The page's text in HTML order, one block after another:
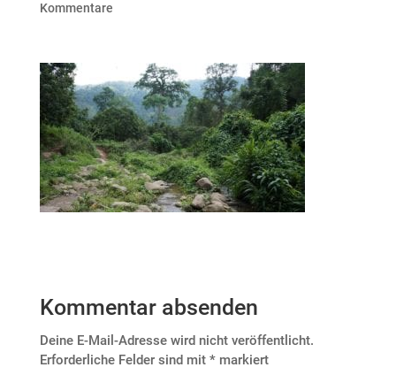
Kommentare
Kommentar absenden
Deine E-Mail-Adresse wird nicht veröffentlicht.
Erforderliche Felder sind mit *markiert